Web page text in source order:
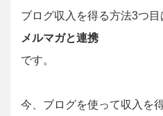
ブログ収入を得る方法3つ目
メルマガと連携
です。
今、ブログを使って収入を